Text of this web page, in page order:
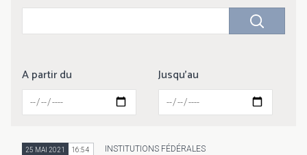
A partir du Jusqu'au
25 MAI 2021 16:54 INSTITUTIONS FÉDÉRALES